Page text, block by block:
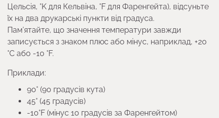
Цельсія, °K для Кельвіна, °F для Фаренгейта), відсуньте
їх на два друкарські пункти від градуса.
Пам’ятайте, що значення температури завжди
записується з знаком плюс або мінус, наприклад, +20
°C або -10 °F.
Приклади:
90° (90 градусів кута)
45° (45 градусів)
-10°F (мінус 10 градусів за Фаренгейтом)